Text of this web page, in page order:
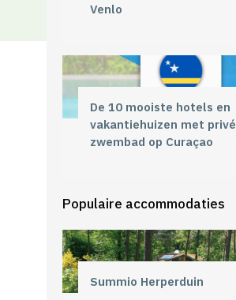
Venlo
De 10 mooiste hotels en
vakantiehuizen met privé
zwembad op Curaçao
Populaire accommodaties
Summio Herperduin